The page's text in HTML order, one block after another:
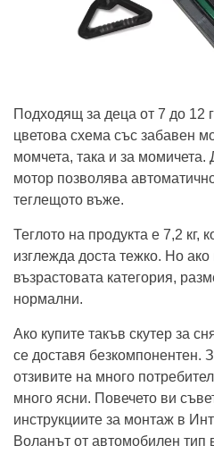
Подходящ за деца от 7 до 12
цветова схема със забавен
момчета, така и за момичета.
мотор позволява
теглещото въже.
Теглото на продукта е 7,2 кг,
изглежда доста тежко. Но
възрастовата категория,
нормални.
Ако купите такъв скутер за
се доставя безкомпонентен.
отзивите на много
много ясни. Повечето ви
инструкциите за монтаж в
Воланът от автомобилен тип